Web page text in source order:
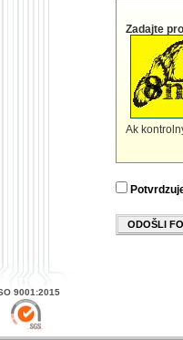
9001:2015
Zadajte
Ak
ODOŠLI